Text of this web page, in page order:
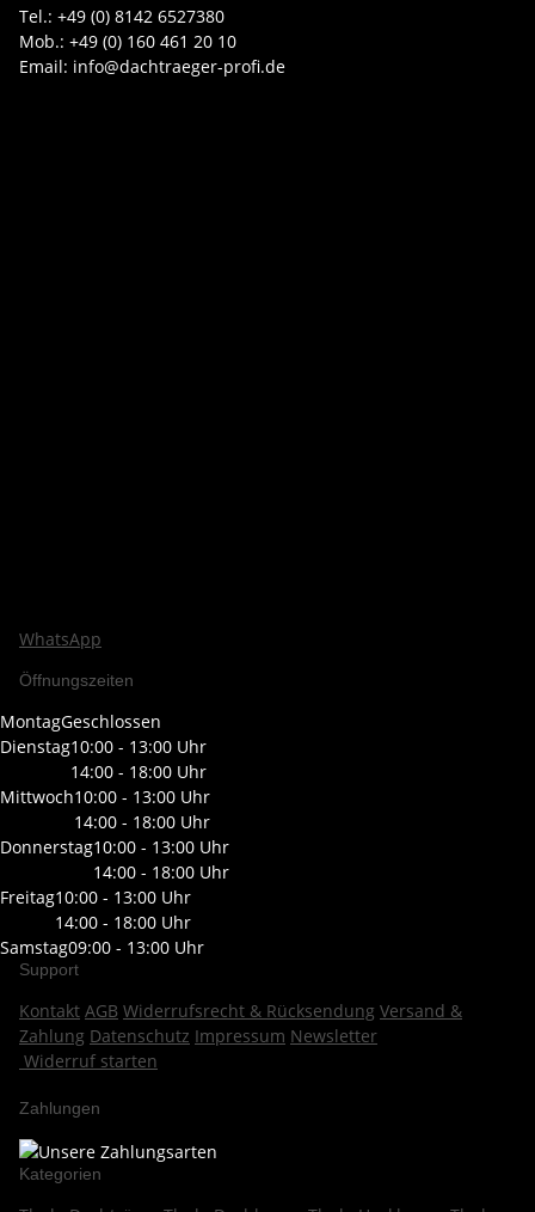
Tel.: +49 (0) 8142 6527380
Mob.: +49 (0) 160 461 20 10
Email: info@dachtraeger-profi.de
WhatsApp
Öffnungszeiten
MontagGeschlossen
Dienstag10:00 - 13:00 Uhr
14:00 - 18:00 Uhr
Mittwoch10:00 - 13:00 Uhr
14:00 - 18:00 Uhr
Donnerstag10:00 - 13:00 Uhr
14:00 - 18:00 Uhr
Freitag10:00 - 13:00 Uhr
14:00 - 18:00 Uhr
Samstag09:00 - 13:00 Uhr
Support
Kontakt AGB Widerrufsrecht & Rücksendung Versand &
Zahlung Datenschutz Impressum Newsletter
Widerruf starten
Zahlungen
Kategorien